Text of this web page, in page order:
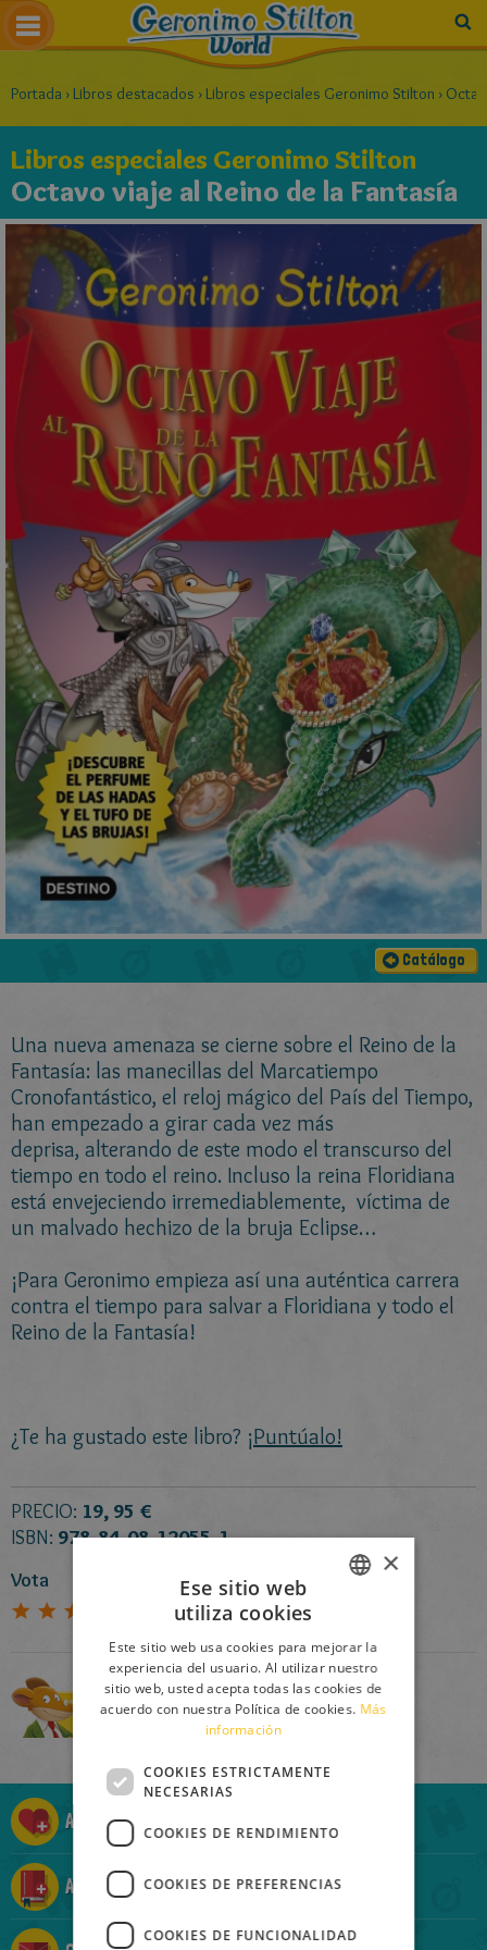
Portada › Libros destacados › Libros especiales Geronimo Stilton ›
Libros especiales Geronimo Stilton
Octavo viaje al Reino de la Fantasía
Catálogo
Una nueva amenaza se cierne sobre el Reino de la
Fantasía: las manecillas del Marcatiempo
Cronofantástico, el reloj mágico del País del Tiempo,
han empezado a girar cada vez más
deprisa, alterando de este modo el transcurso del
tiempo en todo el reino. Incluso la reina Floridiana
está envejeciendo irremediablemente, víctima de
un malvado hechizo de la bruja Eclipse…
¡Para Geronimo empieza así una auténtica carrera
contra el tiempo para salvar a Floridiana y todo el
Reino de la Fantasía!
¿Te ha gustado este libro? ¡Puntúalo!
PRECIO: 19, 95 €
ISBN: 978-84-08-12055-1
Vota
8Votos)
Comprar
Añadir a la Ratolista
Añadir a la Ratocolección
ITALIAN
ENGLISH
FRENCH
SPANISH
HUNGARIAN
PORTUGUESE
×
Ese sitio web
utiliza cookies
Este sitio web usa cookies para mejorar la
experiencia del usuario. Al utilizar nuestro
sitio web, usted acepta todas las cookies de
acuerdo con nuestra Política de cookies. Más
información
COOKIES ESTRICTAMENTE
NECESARIAS
COOKIES DE RENDIMIENTO
COOKIES DE PREFERENCIAS
COOKIES DE FUNCIONALIDAD